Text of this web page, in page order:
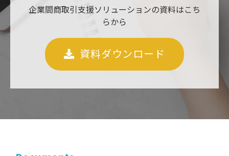
企業間商取引支援ソリューションの資料はこち
らから
資料ダウンロード